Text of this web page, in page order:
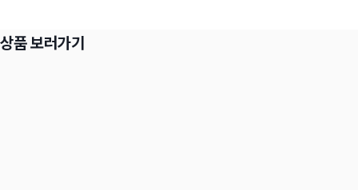
상품 보러가기